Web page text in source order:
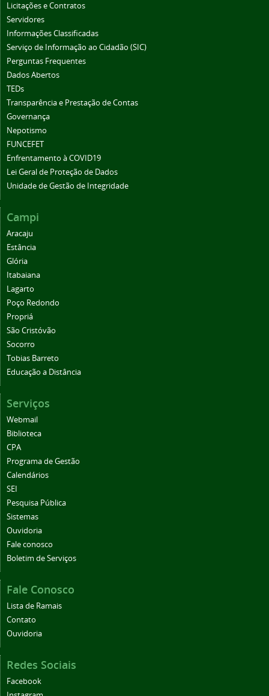
Licitações e Contratos
Servidores
Informações Classificadas
Serviço de Informação ao Cidadão (SIC)
Perguntas Frequentes
Dados Abertos
TEDs
Transparência e Prestação de Contas
Governança
Nepotismo
FUNCEFET
Enfrentamento à COVID19
Lei Geral de Proteção de Dados
Unidade de Gestão de Integridade
Campi
Aracaju
Estância
Glória
Itabaiana
Lagarto
Poço Redondo
Propriá
São Cristóvão
Socorro
Tobias Barreto
Educação a Distância
Serviços
Webmail
Biblioteca
CPA
Programa de Gestão
Calendários
SEI
Pesquisa Pública
Sistemas
Ouvidoria
Fale conosco
Boletim de Serviços
Fale Conosco
Lista de Ramais
Contato
Ouvidoria
Redes Sociais
Facebook